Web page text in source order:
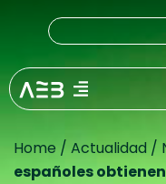
Home / Actualidad /
españoles